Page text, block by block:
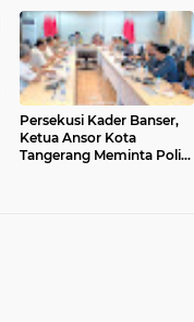
Bupati Tangerang
Persekusi Kader Banser,
Ketua Ansor Kota
Tangerang Meminta Polisi